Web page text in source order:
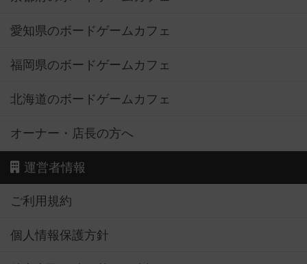
愛知県のボードゲームカフェ
福岡県のボードゲームカフェ
北海道のボードゲームカフェ
オーナー・店長の方へ
運営者情報
ご利用規約
個人情報保護方針